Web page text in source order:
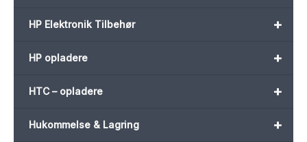
+
HP Elektronik Tilbehør
+
HP opladere
+
HTC – opladere
+
Hukommelse & Lagring